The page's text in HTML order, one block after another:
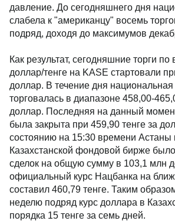
Как итог, на курс тенге
давление. До сегодняшнего дня
валюта слабела к "американцу"
сессий подряд, доходя до
прошлого года.
Как результат, сегодняшние
паре доллар/тенге на KASE
тенге за доллар. В течение дня
валюта торговалась в диапазоне
за доллар. Последняя на данный
раз была закрыта при 459,90 тенге
состоянию на 15:30 времени Астаны